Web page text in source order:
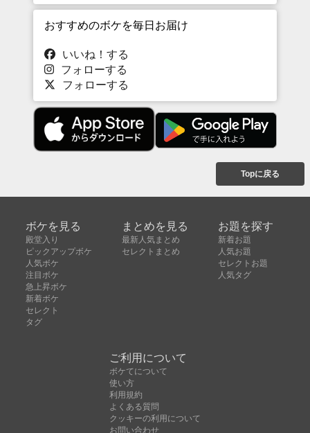
おすすめのボケを毎日お届け
いいね！する
フォローする
フォローする
Topに戻る
ボケを見る
殿堂入り
ピックアップボケ
人気ボケ
注目ボケ
急上昇ボケ
新着ボケ
セレクト
タグ
まとめを見る
最新人気まとめ
セレクトまとめ
お題を探す
新着お題
人気お題
セレクトお題
人気タグ
ご利用について
ボケてについて
使い方
利用規約
よくある質問
クッキーの利用について
お問い合わせ